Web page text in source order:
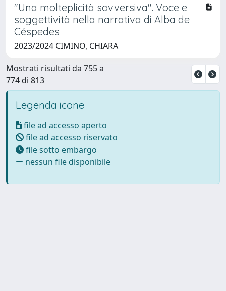
"Una molteplicità sovversiva". Voce e
soggettività nella narrativa di Alba de
Céspedes
2023/2024 CIMINO, CHIARA
Mostrati risultati da 755 a
774 di 813
Legenda icone
file ad accesso aperto
file ad accesso riservato
file sotto embargo
nessun file disponibile